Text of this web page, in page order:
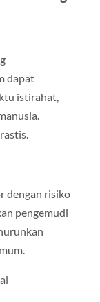
dapat
istirahat,
dengan risiko
pengemudi